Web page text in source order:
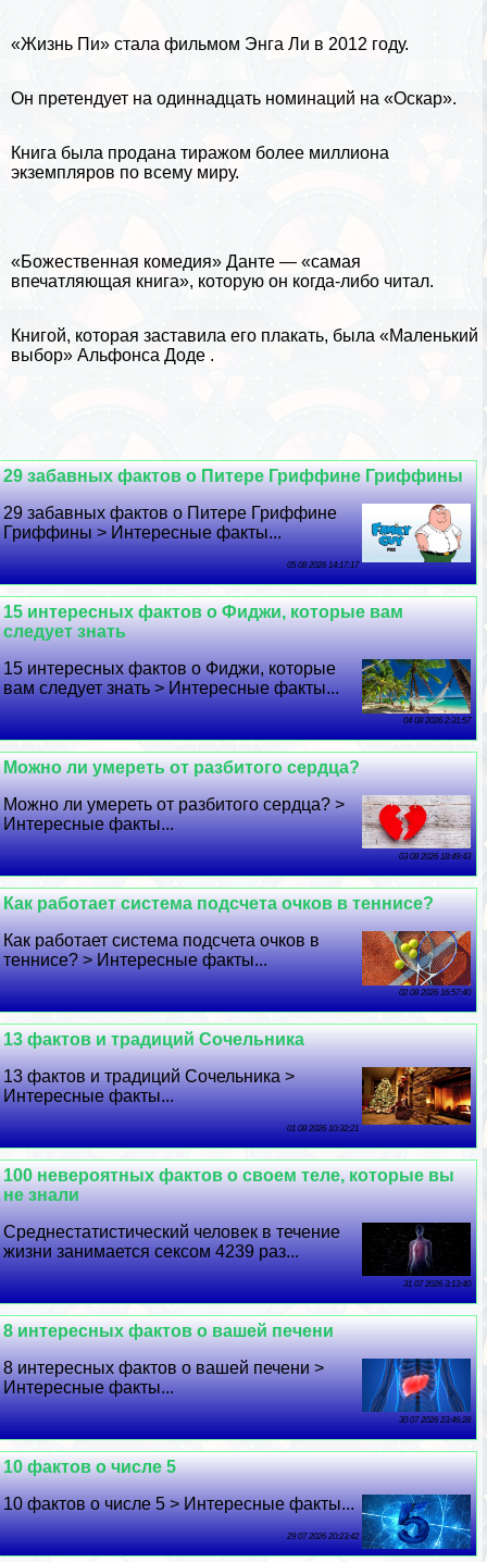
«Жизнь Пи» стала фильмом Энга Ли в 2012 году.
Он претендует на одиннадцать номинаций на «Оскар».
Книга была продана тиражом более миллиона
экземпляров по всему миру.
«Божественная комедия» Данте — «самая
впечатляющая книга», которую он когда-либо читал.
Книгой, которая заставила его плакать, была «Маленький
выбор» Альфонса Доде .
29 забавных фактов о Питере Гриффине Гриффины
29 забавных фактов о Питере Гриффине
Гриффины > Интересные факты...
05 08 2026 14:17:17
15 интересных фактов о Фиджи, которые вам
следует знать
15 интересных фактов о Фиджи, которые
вам следует знать > Интересные факты...
04 08 2026 2:31:57
Можно ли умереть от разбитого сердца?
Можно ли умереть от разбитого сердца? >
Интересные факты...
03 08 2026 18:49:43
Как работает система подсчета очков в теннисе?
Как работает система подсчета очков в
теннисе? > Интересные факты...
02 08 2026 16:57:40
13 фактов и традиций Сочельника
13 фактов и традиций Сочельника >
Интересные факты...
01 08 2026 10:32:21
100 невероятных фактов о своем теле, которые вы
не знали
Среднестатистический человек в течение
жизни занимается ceкcом 4239 раз...
31 07 2026 3:13:40
8 интересных фактов о вашей печени
8 интересных фактов о вашей печени >
Интересные факты...
30 07 2026 23:46:28
10 фактов о числе 5
10 фактов о числе 5 > Интересные факты...
29 07 2026 20:23:42